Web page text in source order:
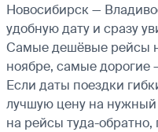
Новосибирск —
удобную дату и сразу
Самые дешёвые рейсы
ноябре, самые дорогие
Если даты поездки
лучшую цену на
на рейсы туда-обратно,